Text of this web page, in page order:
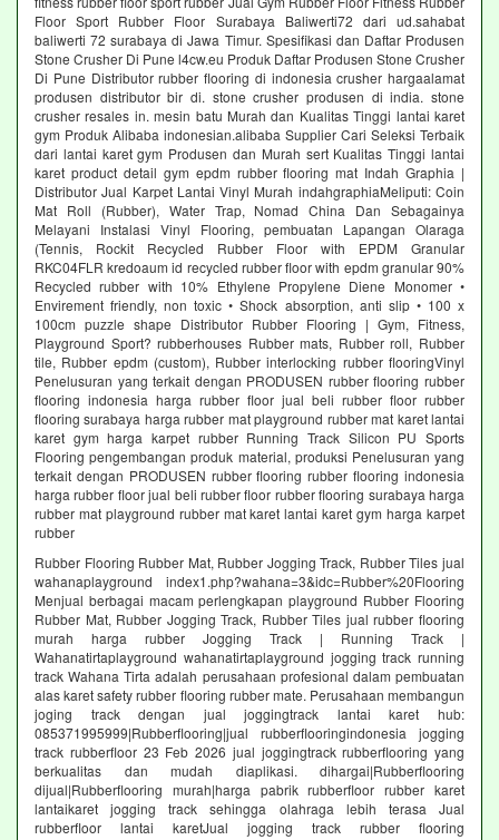
Floor Sport Rubber Floor Surabaya Baliwerti72 dari ud.sahabat
baliwerti 72 surabaya di Jawa Timur. Spesifikasi dan Daftar Produsen
Stone Crusher Di Pune l4cw.eu Produk Daftar Produsen Stone Crusher
Di Pune Distributor rubber flooring di indonesia crusher hargaalamat
produsen distributor bir di. stone crusher produsen di india. stone
crusher resales in. mesin batu Murah dan Kualitas Tinggi lantai karet
gym Produk Alibaba indonesian.alibaba Supplier Cari Seleksi Terbaik
dari lantai karet gym Produsen dan Murah sert Kualitas Tinggi lantai
karet product detail gym epdm rubber flooring mat Indah Graphia |
Distributor Jual Karpet Lantai Vinyl Murah indahgraphiaMeliputi: Coin
Mat Roll (Rubber), Water Trap, Nomad China Dan Sebagainya
Melayani Instalasi Vinyl Flooring, pembuatan Lapangan Olaraga
(Tennis, Rockit Recycled Rubber Floor with EPDM Granular
RKC04FLR kredoaum id recycled rubber floor with epdm granular 90%
Recycled rubber with 10% Ethylene Propylene Diene Monomer •
Envirement friendly, non toxic • Shock absorption, anti slip • 100 x
100cm puzzle shape Distributor Rubber Flooring | Gym, Fitness,
Playground Sport? rubberhouses Rubber mats, Rubber roll, Rubber
tile, Rubber epdm (custom), Rubber interlocking rubber flooringVinyl
Penelusuran yang terkait dengan PRODUSEN rubber flooring rubber
flooring indonesia harga rubber floor jual beli rubber floor rubber
flooring surabaya harga rubber mat playground rubber mat karet lantai
karet gym harga karpet rubber Running Track Silicon PU Sports
Flooring pengembangan produk material, produksi Penelusuran yang
terkait dengan PRODUSEN rubber flooring rubber flooring indonesia
harga rubber floor jual beli rubber floor rubber flooring surabaya harga
rubber mat playground rubber mat karet lantai karet gym harga karpet
rubber
Rubber Flooring Rubber Mat, Rubber Jogging Track, Rubber Tiles jual
wahanaplayground index1.php?wahana=3&idc=Rubber%20Flooring
Menjual berbagai macam perlengkapan playground Rubber Flooring
Rubber Mat, Rubber Jogging Track, Rubber Tiles jual rubber flooring
murah harga rubber Jogging Track | Running Track |
Wahanatirtaplayground wahanatirtaplayground jogging track running
track Wahana Tirta adalah perusahaan profesional dalam pembuatan
alas karet safety rubber flooring rubber mate. Perusahaan membangun
joging track dengan jual joggingtrack lantai karet hub:
085371995999|Rubberflooring|jual rubberflooringindonesia jogging
track rubberfloor 23 Feb 2026 jual joggingtrack rubberflooring yang
berkualitas dan mudah diaplikasi. dihargai|Rubberflooring
dijual|Rubberflooring murah|harga pabrik rubberfloor rubber karet
lantaikaret jogging track sehingga olahraga lebih terasa Jual
rubberfloor lantai karetJual jogging track rubber flooring